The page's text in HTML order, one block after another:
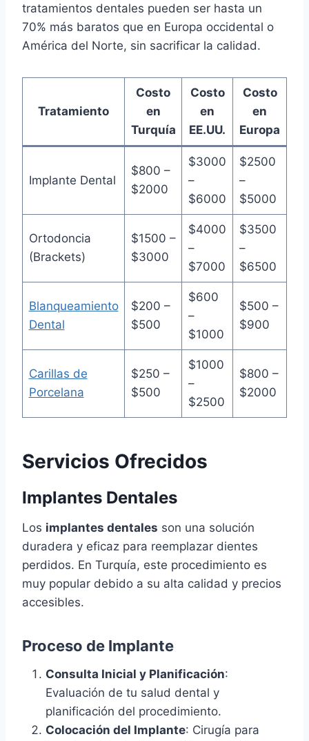
tratamientos dentales pueden ser hasta un
70% más baratos que en Europa occidental o
América del Norte, sin sacrificar la calidad.
Tratamiento
Costo
en
Turquía
Costo
en
EE.UU.
Costo
en
Europa
Implante Dental
$800 –
$2000
$3000
–
$6000
$2500
–
$5000
Ortodoncia
(Brackets)
$1500 –
$3000
$4000
–
$7000
$3500
–
$6500
Blanqueamiento
Dental
$200 –
$500
$600
–
$1000
$500 –
$900
Carillas de
Porcelana
$250 –
$500
$1000
–
$2500
$800 –
$2000
Servicios Ofrecidos
Implantes Dentales
Los implantes dentales son una solución
duradera y eficaz para reemplazar dientes
perdidos. En Turquía, este procedimiento es
muy popular debido a su alta calidad y precios
accesibles.
Proceso de Implante
Consulta Inicial y Planificación:
Evaluación de tu salud dental y
planificación del procedimiento.
Colocación del Implante: Cirugía para